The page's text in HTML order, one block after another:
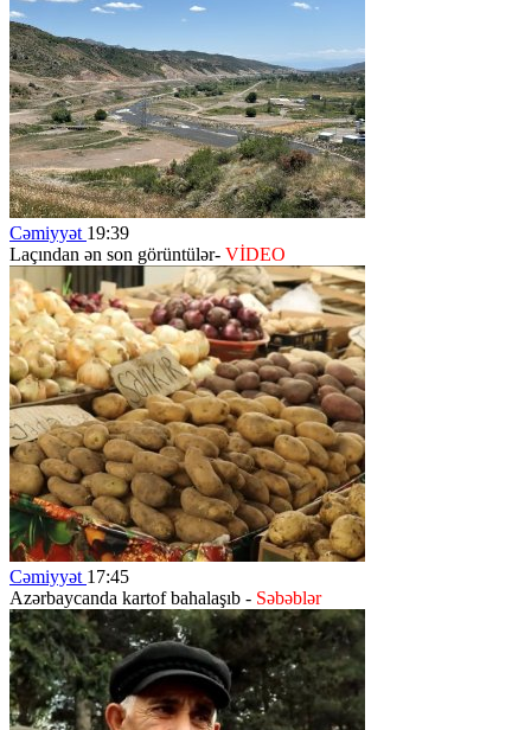
Cəmiyyət 19:39
Laçından ən son görüntülər- VİDEO
Cəmiyyət 17:45
Azərbaycanda kartof bahalaşıb - Səbəblər